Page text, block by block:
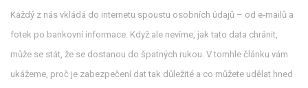
Každý z nás vkládá do internetu spoustu osobních údajů – od e‑mailů a
fotek po bankovní informace. Když ale nevíme, jak tato data chránit,
může se stát, že se dostanou do špatných rukou. V tomhle článku vám
ukážeme, proč je zabezpečení dat tak důležité a co můžete udělat hned